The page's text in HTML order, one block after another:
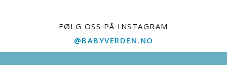
FØLG OSS PÅ INSTAGRAM
@BABYVERDEN.NO